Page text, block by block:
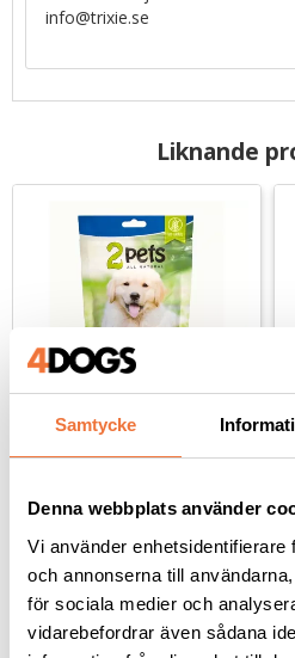
Samtycke
Denna webbplats använder
Vi använder enhetsidentifierare
och annonserna till
för sociala medier och
vidarebefordrar även sådana
info@trixie.se
Liknande
2pets Tuggpinne med
Längd ca 12 cm
39kr